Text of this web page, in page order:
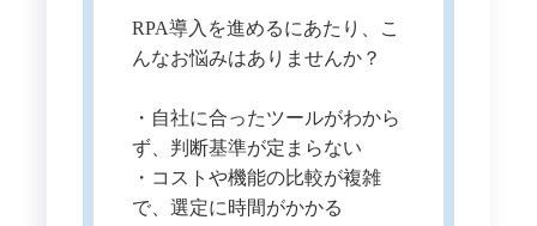
RPA導入を進めるにあたり、こ
んなお悩みはありませんか？
・自社に合ったツールがわから
ず、判断基準が定まらない
・コストや機能の比較が複雑
で、選定に時間がかかる